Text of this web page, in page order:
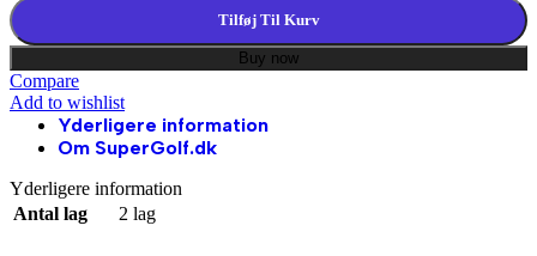
Tilføj Til Kurv
Buy now
Compare
Add to wishlist
Yderligere information
Om SuperGolf.dk
Yderligere information
Antal lag
2 lag